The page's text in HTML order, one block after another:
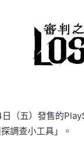
（五）發售的
調查小工具」。